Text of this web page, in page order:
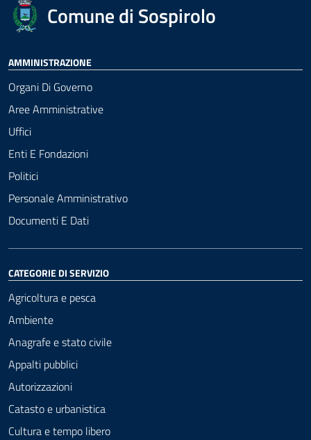
Comune di Sospirolo
AMMINISTRAZIONE
Organi Di Governo
Aree Amministrative
Uffici
Enti E Fondazioni
Politici
Personale Amministrativo
Documenti E Dati
CATEGORIE DI SERVIZIO
Agricoltura e pesca
Ambiente
Anagrafe e stato civile
Appalti pubblici
Autorizzazioni
Catasto e urbanistica
Cultura e tempo libero